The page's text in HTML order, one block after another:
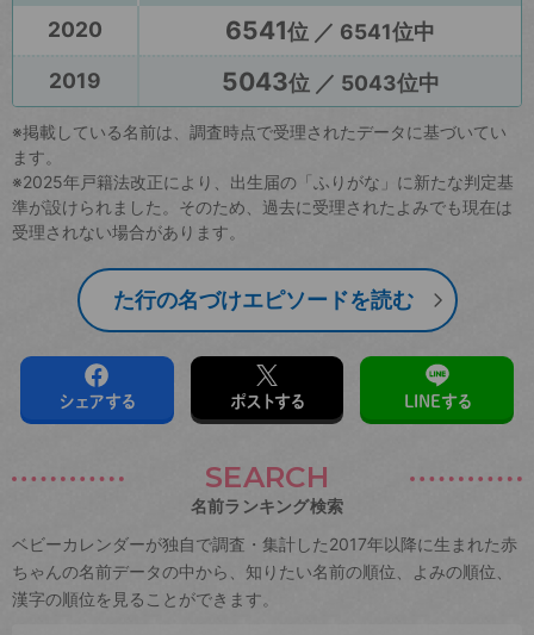
2020 6541位 ／ 6541位中
2019
5043位 ／ 5043位中
※掲載している名前は、調査時点で受理されたデータに基づいてい
ます。
※2025年戸籍法改正により、出生届の「ふりがな」に新たな判定基
準が設けられました。そのため、過去に受理されたよみでも現在は
受理されない場合があります。
た行の名づけエピソードを読む
シェアする ポストする LINEする
SEARCH
名前ランキング検索
ベビーカレンダーが独自で調査・集計した2017年以降に生まれた赤
ちゃんの名前データの中から、知りたい名前の順位、よみの順位、
漢字の順位を見ることができます。